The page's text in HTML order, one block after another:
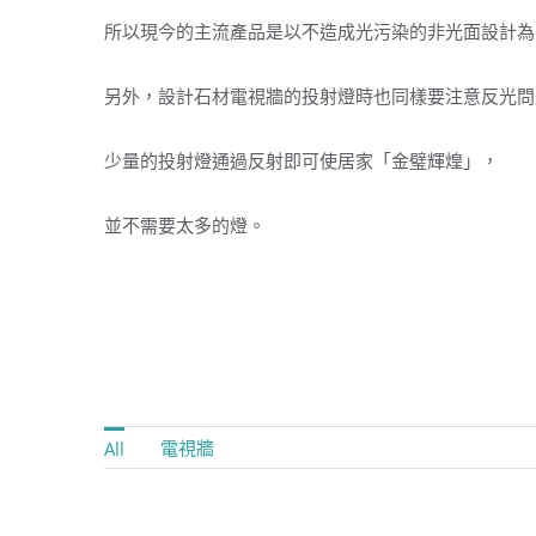
所以現今的主流產品是以不造成光污染的非光面設計為
另外，設計石材電視牆的投射燈時也同樣要注意反光問
少量的投射燈通過反射即可使居家「金璧輝煌」，
並不需要太多的燈。
All 電視牆